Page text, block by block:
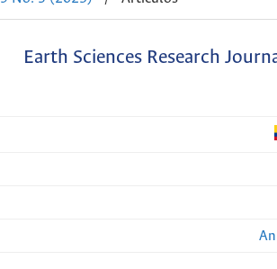
Earth Sciences Research